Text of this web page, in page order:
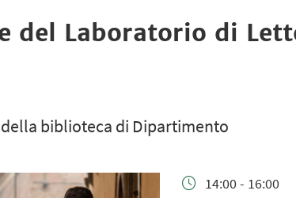
del Laboratorio di
biblioteca di Dipartimento
14:00 - 16:00